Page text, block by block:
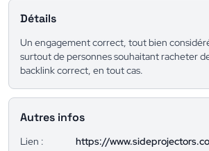
Détails
Un engagement correct, tout bien
surtout de personnes souhaitant racheter
backlink correct, en tout cas.
Autres infos
Lien :
https://